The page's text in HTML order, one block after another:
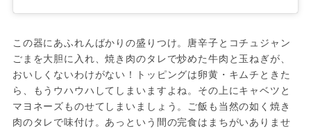
この器にあふれんばかりの盛りつけ。唐辛子とコチュジャン
ごまを大胆に入れ、焼き肉のタレで炒めた牛肉と玉ねぎが、
おいしくないわけがない！トッピングは卵黄・キムチときた
ら、もうウハウハしてしまいますよね。その上にキャベツと
マヨネーズものせてしまいましょう。ご飯も当然の如く焼き
肉のタレで味付け。あっという間の完食はまちがいありませ